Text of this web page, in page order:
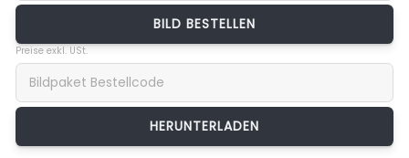
BILD BESTELLEN
Preise exkl. USt.